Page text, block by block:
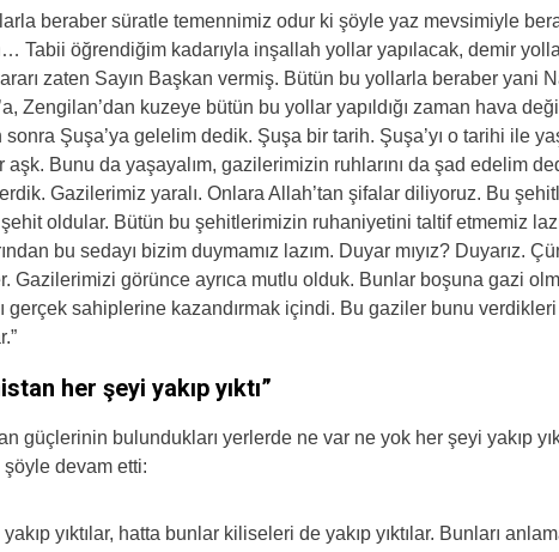
beraber süratle temennimiz odur ki şöyle yaz mevsimiyle
Tabii öğrendiğim kadarıyla inşallah yollar yapılacak, demir
zaten Sayın Başkan vermiş. Bütün bu yollarla beraber yani
Zengilan’dan kuzeye bütün bu yollar yapıldığı zaman hava
sonra Şuşa’ya gelelim dedik. Şuşa bir tarih. Şuşa’yı o tarihi ile
aşk. Bunu da yaşayalım, gazilerimizin ruhlarını da şad edelim
Gazilerimiz yaralı. Onlara Allah’tan şifalar diliyoruz. Bu
oldular. Bütün bu şehitlerimizin ruhaniyetini taltif etmemiz
bu sedayı bizim duymamız lazım. Duyar mıyız? Duyarız.
Gazilerimizi görünce ayrıca mutlu olduk. Bunlar boşuna gazi
gerçek sahiplerine kazandırmak içindi. Bu gaziler bunu
her şeyi yakıp yıktı”
güçlerinin bulundukları yerlerde ne var ne yok her şeyi yakıp
şöyle devam etti:
yıktılar, hatta bunlar kiliseleri de yakıp yıktılar. Bunları